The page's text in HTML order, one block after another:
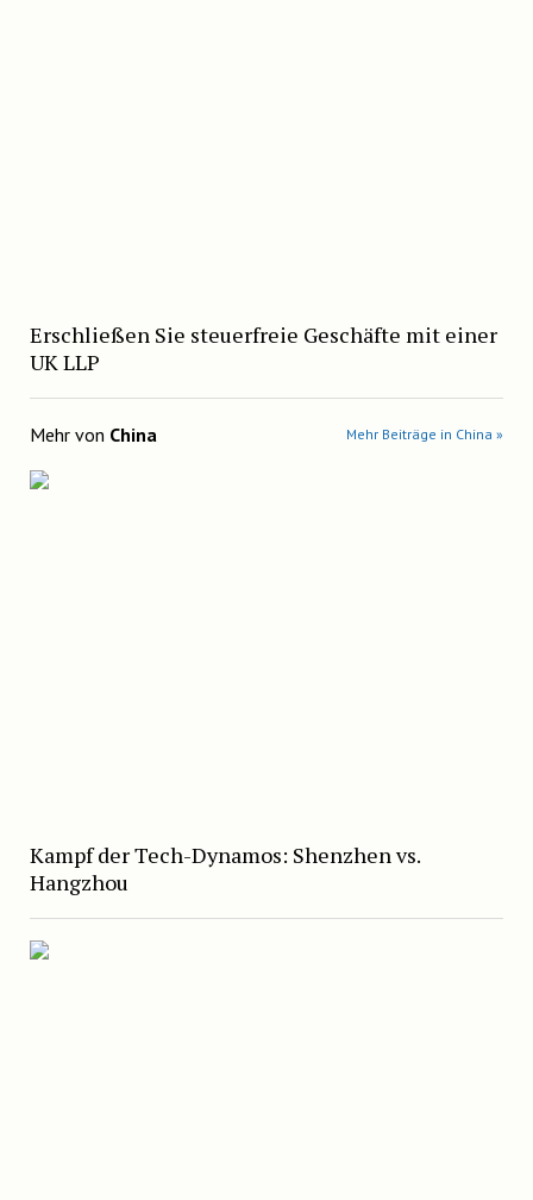
Erschließen Sie steuerfreie Geschäfte mit einer
UK LLP
Mehr von China Mehr Beiträge in China »
Kampf der Tech-Dynamos: Shenzhen vs.
Hangzhou